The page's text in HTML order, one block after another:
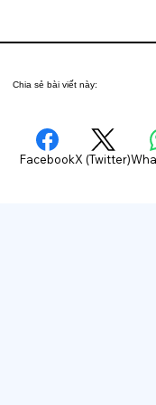
Chia sẻ bài viết này:
FacebookX (Twitter)